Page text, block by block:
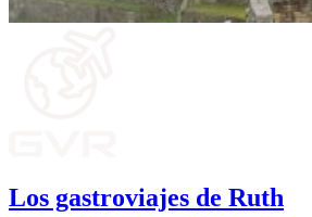
Los gastroviajes de Ruth